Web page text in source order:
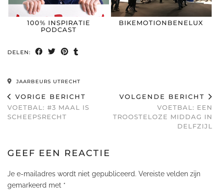
100% INSPIRATIE
PODCAST
BIKEMOTIONBENELUX
DELEN:
JAARBEURS UTRECHT
VORIGE BERICHT
VOETBAL: #3 MAAL IS
SCHEEPSRECHT
VOLGENDE BERICHT
VOETBAL: EEN
TROOSTELOZE MIDDAG IN
DELFZIJL
GEEF EEN REACTIE
Je e-mailadres wordt niet gepubliceerd. Vereiste velden zijn
gemarkeerd met *